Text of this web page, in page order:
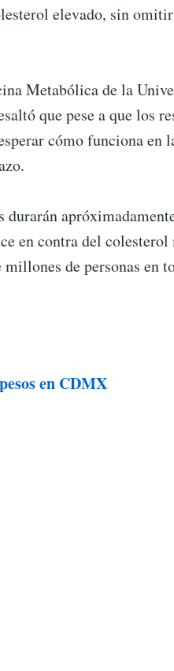
elevado, sin
Metabólica de la
que pese a que los
cómo funciona en
durarán
en contra del
de personas en
en CDMX